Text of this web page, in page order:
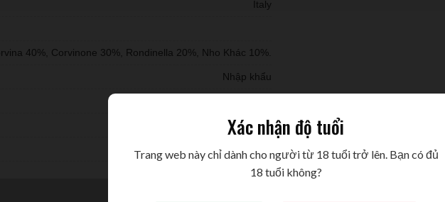
Italy
40%, Corvinone 30%, Rondinella 20%, Nho Khác 10%.
Nhập khẩu
750ml
14,5%
Xác nhận độ tuổi
Trang web này chỉ dành cho người từ 18 tuổi trở lên. Bạn có đủ
18 tuổi không?